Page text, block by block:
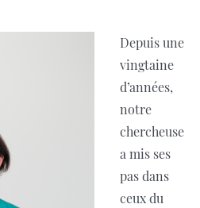
Depuis une
vingtaine
d’années,
notre
chercheuse
a mis ses
pas dans
ceux du